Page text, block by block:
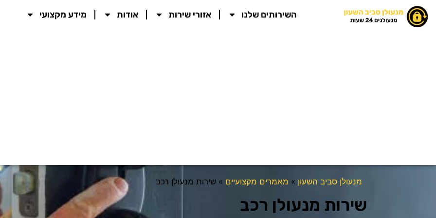
דילוג
לתוכן
השירותים שלנו אזורי שירות אודות מידע מקצועי
מנעולן סביב השעון » מאמרים מקצועיים »שירות מנעולן רכב
שירות מנעולן רכב